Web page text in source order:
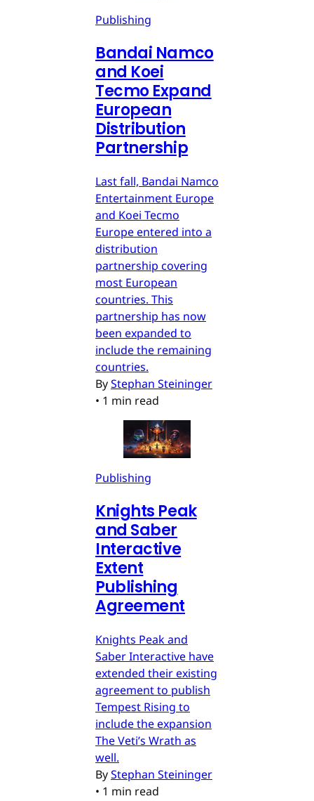
Publishing
Bandai Namco
and Koei
Tecmo Expand
European
Distribution
Partnership
Last fall, Bandai Namco
Entertainment Europe
and Koei Tecmo
Europe entered into a
distribution
partnership covering
most European
countries. This
partnership has now
been expanded to
include the remaining
countries.
ByStephan Steininger
• 1 min read
Publishing
Knights Peak
and Saber
Interactive
Extent
Publishing
Agreement
Knights Peak and
Saber Interactive have
extended their existing
agreement to publish
Tempest Rising to
include the expansion
The Veti’s Wrath as
well.
ByStephan Steininger
• 1 min read